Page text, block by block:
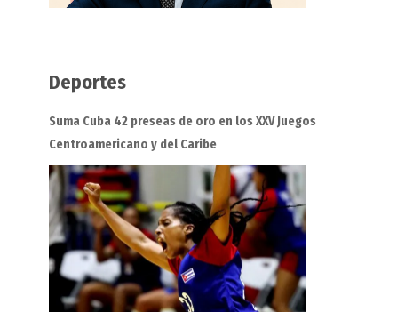
Deportes
Suma Cuba 42 preseas de oro en los XXV Juegos
Centroamericano y del Caribe